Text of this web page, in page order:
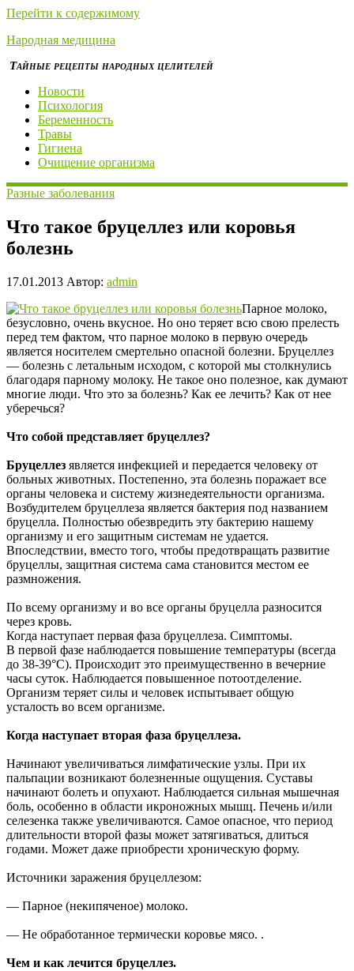
Перейти к содержимому
Народная медицина
Тайные рецепты народных целителей
Новости
Психология
Беременность
Травы
Гигиена
Очищение организма
Разные заболевания
Что такое бруцеллез или коровья
болезнь
17.01.2013 Автор: admin
Парное молоко,
безусловно, очень вкусное. Но оно теряет всю свою прелесть
перед тем фактом, что парное молоко в первую очередь
является носителем смертельно опасной болезни. Бруцеллез
— болезнь с летальным исходом, с которой мы столкнулись
благодаря парному молоку. Не такое оно полезное, как думают
многие люди. Что это за болезнь? Как ее лечить? Как от нее
уберечься?
Что собой представляет бруцеллез?
Бруцеллез является инфекцией и передается человеку от
больных животных. Постепенно, эта болезнь поражает все
органы человека и систему жизнедеятельности организма.
Возбудителем бруцеллеза является бактерия под названием
бруцелла. Полностью обезвредить эту бактерию нашему
организму и его защитным системам не удается.
Впоследствии, вместо того, чтобы предотвращать развитие
бруцеллы, защитная система сама становится местом ее
размножения.
По всему организму и во все органы бруцелла разносится
через кровь.
Когда наступает первая фаза бруцеллеза. Симптомы.
В первой фазе наблюдается повышение температуры (всегда
до 38-39°C). Происходит это преимущественно в вечерние
часы суток. Наблюдается повышенное потоотделение.
Организм теряет силы и человек испытывает общую
усталость во всем организме.
Когда наступает вторая фаза бруцеллеза.
Начинают увеличиваться лимфатические узлы. При их
пальпации возникают болезненные ощущения. Суставы
начинают болеть и опухают. Наблюдается сильная мышечная
боль, особенно в области икроножных мышц. Печень и/или
селезенка также увеличиваются. Самое опасное, что период
длительности второй фазы может затягиваться, длиться
годами. Может даже приобрести хроническую форму.
Источники заражения бруцеллезом:
— Парное (некипяченое) молоко.
— Не обработанное термически коровье мясо. .
Чем и как лечится бруцеллез.